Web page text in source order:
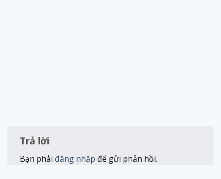
Trả lời
Bạn phải đăng nhập để gửi phản hồi.